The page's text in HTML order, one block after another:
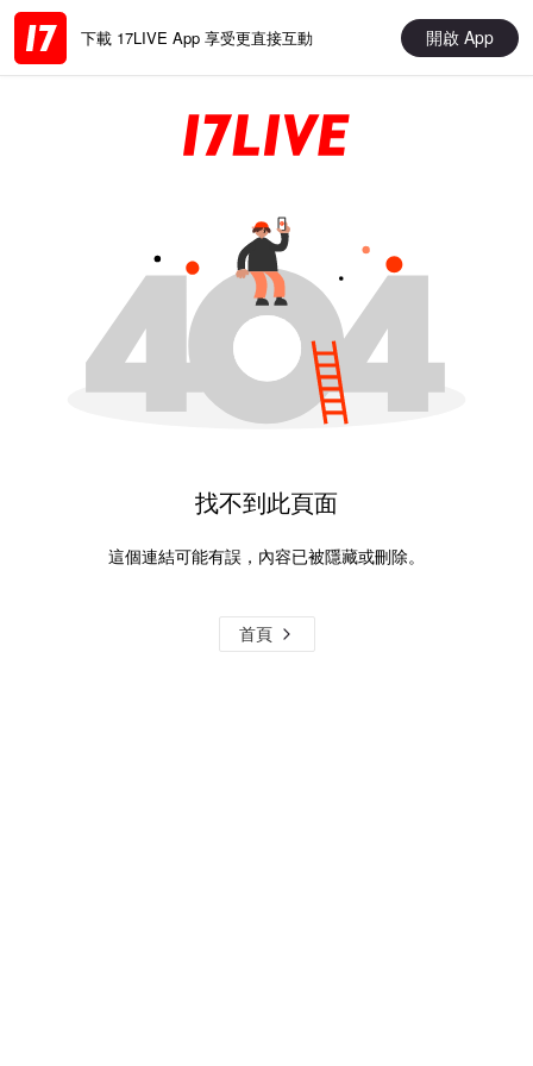
下載 17LIVE App 享受更直接互動 開啟 App
找不到此頁面
這個連結可能有誤，內容已被隱藏或刪除。
首頁